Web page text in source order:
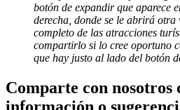
botón de expandir que aparece
derecha, donde se le abrirá otra
completo de las atracciones
compartirlo si lo cree oportuno
que hay justo al lado del botón
Comparte con nosotros
información o